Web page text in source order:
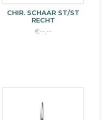
CHIR. SCHAAR ST/ST
RECHT
€--,--